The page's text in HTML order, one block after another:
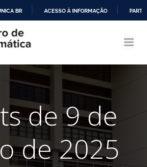
CONTEÚDO
BR ACESSO À INFORMAÇÃO
de 9 de
de 2025